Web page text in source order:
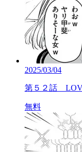
2025/03/04
第５２話
無料